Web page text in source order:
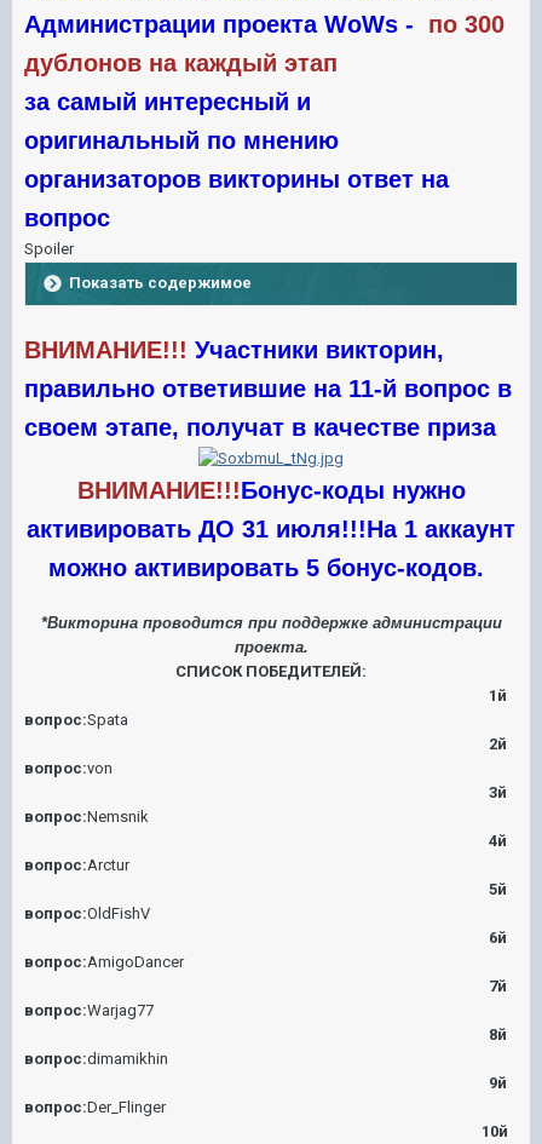
Администрации проекта WoWs - по 300
дублонов на каждый этап
за самый интересный и
оригинальный по мнению
организаторов викторины ответ на
вопрос
Spoiler
Показать содержимое
ВНИМАНИЕ!!! Участники викторин,
правильно ответившие на 11-й вопрос в
своем этапе, получат в качестве приза
ВНИМАНИЕ!!!Бонус-коды нужно
активировать ДО 31 июля!!!На 1 аккаунт
можно активировать 5 бонус-кодов.
*Викторина проводится при поддержке администрации
проекта.
СПИСОК ПОБЕДИТЕЛЕЙ:
1й
вопрос:Spata
2й
вопрос:von
3й
вопрос:Nemsnik
4й
вопрос:Arctur
5й
вопрос:OldFishV
6й
вопрос:AmigoDancer
7й
вопрос:Warjag77
8й
вопрос:dimamikhin
9й
вопрос:Der_Flinger
10й